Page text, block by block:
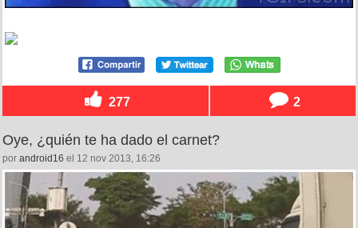
277 2
Oye, ¿quién te ha dado el carnet?
por android16 el 12 nov 2013, 16:26